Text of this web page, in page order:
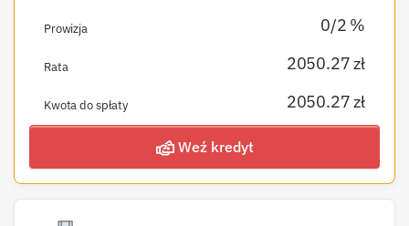
Prowizja 0/2 %
Rata 2050.27 zł
Kwota do spłaty 2050.27 zł
Weź kredyt